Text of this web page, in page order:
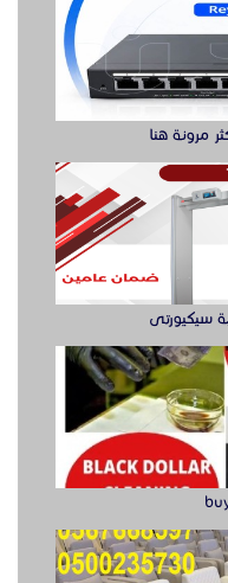
سيكيورتى
للمعارض